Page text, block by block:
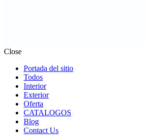
Close
Portada del sitio
Todos
Interior
Exterior
Oferta
CATALOGOS
Blog
Contact Us